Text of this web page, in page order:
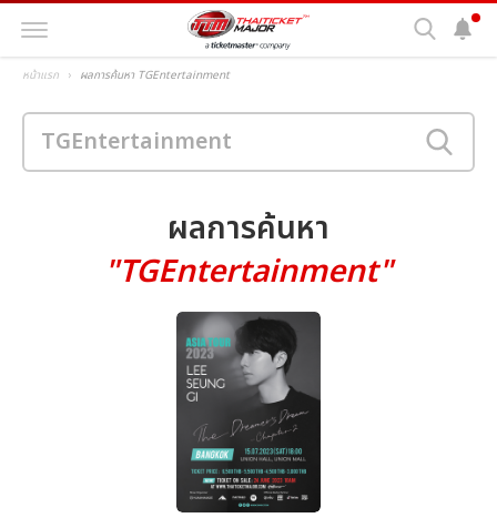
หน้าแรก ผลการค้นหา TGEntertainment
ผลการค้นหา
"TGEntertainment"